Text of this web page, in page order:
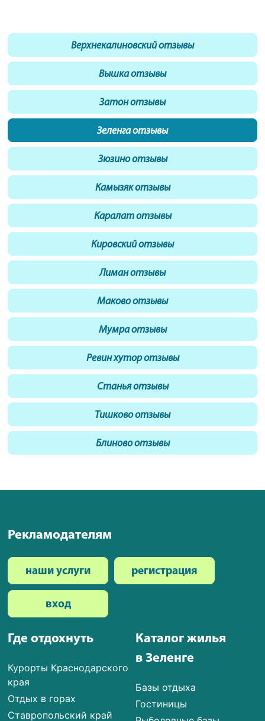
Верхнекалиновский отзывы
Вышка отзывы
Затон отзывы
Зеленга отзывы
Зюзино отзывы
Камызяк отзывы
Каралат отзывы
Кировский отзывы
Лиман отзывы
Маково отзывы
Мумра отзывы
Ревин хутор отзывы
Станья отзывы
Тишково отзывы
Блиново отзывы
Где отдохнуть
Курорты Краснодарского
края
Отдых в горах
Ставропольский край
Каталог жилья
в Зеленге
Базы отдыха
Гостиницы
Рекламодателям
наши услуги регистрация
вход